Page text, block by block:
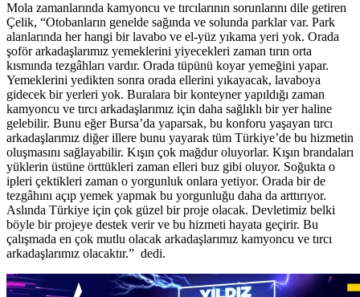
Mola zamanlarında kamyoncu ve tırcılarının sorunlarını dile getiren
Çelik, “Otobanların genelde sağında ve solunda parklar var. Park
alanlarında her hangi bir lavabo ve el-yüz yıkama yeri yok. Orada
şoför arkadaşlarımız yemeklerini yiyecekleri zaman tırın orta
kısmında tezgâhları vardır. Orada tüpünü koyar yemeğini yapar.
Yemeklerini yedikten sonra orada ellerini yıkayacak, lavaboya
gidecek bir yerleri yok. Buralara bir konteyner yapıldığı zaman
kamyoncu ve tırcı arkadaşlarımız için daha sağlıklı bir yer haline
gelebilir. Bunu eğer Bursa’da yaparsak, bu konforu yaşayan tırcı
arkadaşlarımız diğer illere bunu yayarak tüm Türkiye’de bu hizmetin
oluşmasını sağlayabilir. Kışın çok mağdur oluyorlar. Kışın brandaları
yüklerin üstüne örttükleri zaman elleri buz gibi oluyor. Soğukta o
ipleri çektikleri zaman o yorgunluk onlara yetiyor. Orada bir de
tezgâhını açıp yemek yapmak bu yorgunluğu daha da arttırıyor.
Aslında Türkiye için çok güzel bir proje olacak. Devletimiz belki
böyle bir projeye destek verir ve bu hizmeti hayata geçirir. Bu
çalışmada en çok mutlu olacak arkadaşlarımız kamyoncu ve tırcı
arkadaşlarımız olacaktır.” dedi.